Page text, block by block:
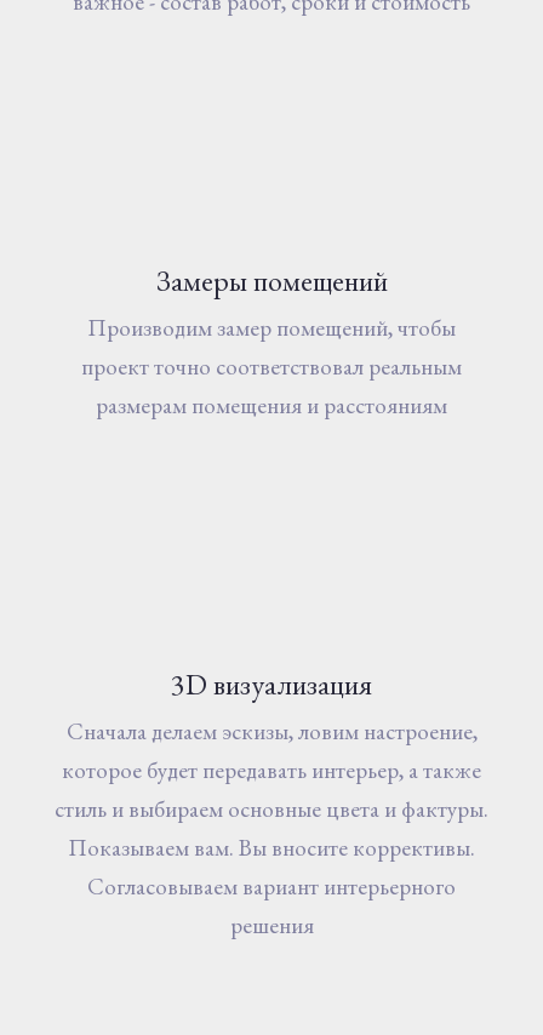
Замеры помещений
Производим замер помещений, чтобы
проект точно соответствовал реальным
размерам помещения и расстояниям
3D визуализация
Сначала делаем эскизы, ловим настроение,
которое будет передавать интерьер, а также
стиль и выбираем основные цвета и фактуры.
Показываем вам. Вы вносите коррективы.
Согласовываем вариант интерьерного
решения